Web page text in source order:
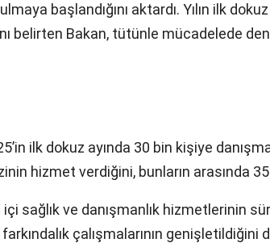
başlandığını aktardı. Yılın ilk
belirten Bakan, tütünle mücadelede
ilk dokuz ayında 30 bin kişiye
hizmet verdiğini, bunların arasında
sağlık ve danışmanlık hizmetlerinin
çalışmalarının genişletildiğini